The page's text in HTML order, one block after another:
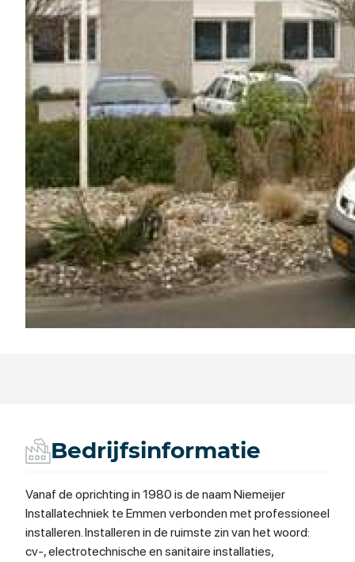
Bedrijfsinformatie
Vanaf de oprichting in 1980 is de naam Niemeijer
Installatechniek te Emmen verbonden met professioneel
installeren. Installeren in de ruimste zin van het woord:
cv-, electrotechnische en sanitaire installaties,